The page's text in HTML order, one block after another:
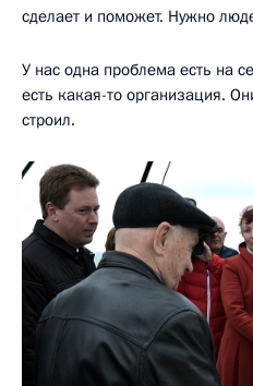
сделает и поможет. Нужно
У нас одна проблема есть на
есть какая-то организация.
строил.